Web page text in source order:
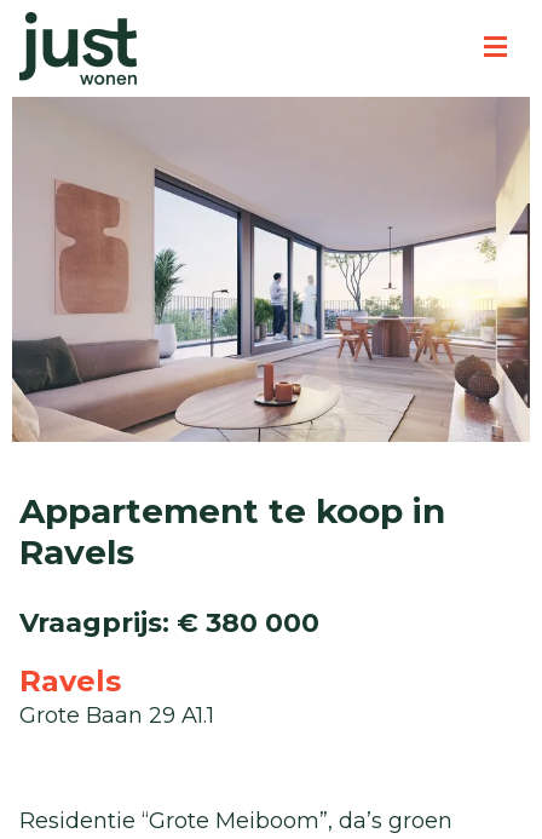
Appartement te koop in
Ravels
Vraagprijs: € 380 000
Ravels
Grote Baan 29 A1.1
Residentie “Grote Meiboom”, da’s groen